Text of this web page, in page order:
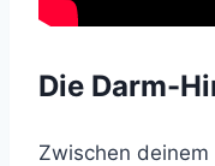
Die Darm-
Zwischen